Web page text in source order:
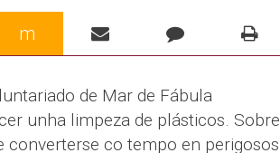
m
de Mar de Fábula
unha limpeza de plásticos. Sobre
co tempo en perigosos